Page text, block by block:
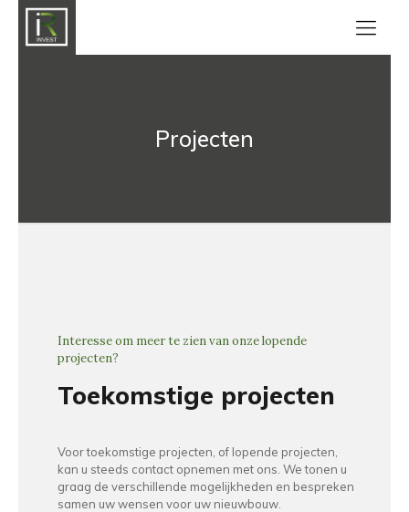
Projecten
Interesse om meer te zien van onze lopende
projecten?
Toekomstige projecten
Voor toekomstige projecten, of lopende projecten,
kan u steeds contact opnemen met ons. We tonen u
graag de verschillende mogelijkheden en bespreken
samen uw wensen voor uw nieuwbouw.